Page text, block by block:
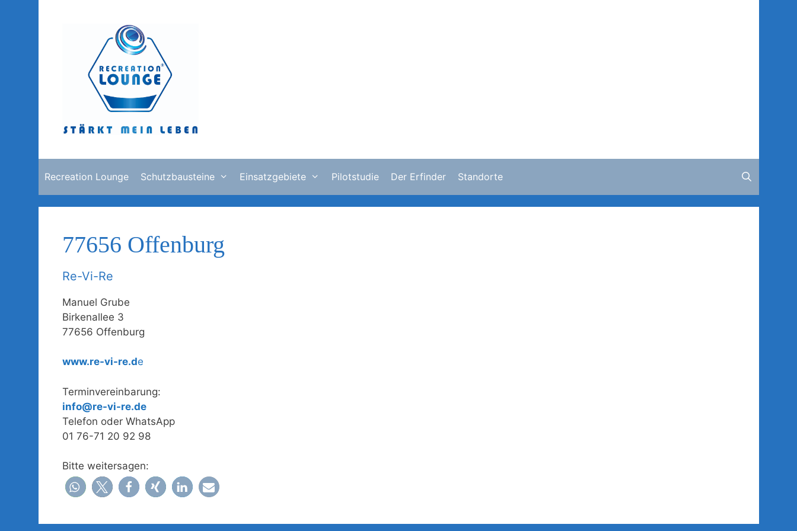
Recreation Lounge Schutzbausteine Einsatzgebiete Pilotstudie Der Erfinder Standorte
77656 Offenburg
Re-Vi-Re
Manuel Grube
Birkenallee 3
77656 Offenburg
www.re-vi-re.de
Terminvereinbarung:
info@re-vi-re.de
Telefon oder WhatsApp
01 76-71 20 92 98
Bitte weitersagen: